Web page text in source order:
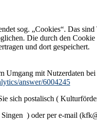
sog. „Cookies“. Das
Die durch den
und dort gespeichert.
Umgang mit Nutzerdaten
answer/6004245
sich postalisch (
) oder per e-mail